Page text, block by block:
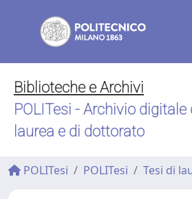
Biblioteche e Archivi
POLITesi - Archivio digitale
laurea e di dottorato
POLITesi POLITesi Tesi di